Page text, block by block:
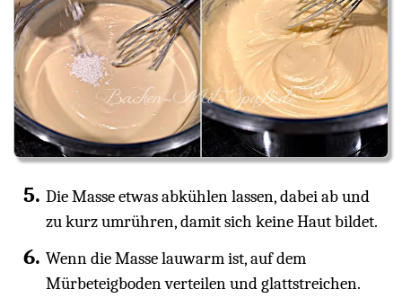
Die Masse etwas abkühlen lassen, dabei ab und
zu kurz umrühren, damit sich keine Haut bildet.
Wenn die Masse lauwarm ist, auf dem
Mürbeteigboden verteilen und glattstreichen.